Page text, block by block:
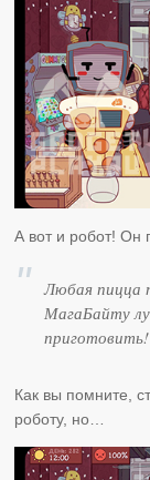
А вот и робот! Он
Любая пицца
МагаБайту
приготовить!
Как вы помните,
роботу, но…